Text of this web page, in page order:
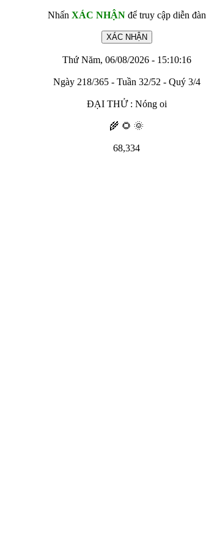
Nhấn XÁC NHẬNđể truy cập diễn đàn
Thứ Năm, 06/08/2026 - 15:10:16
Ngày 218/365 - Tuần 32/52 - Quý 3/4
ĐẠI THỬ : Nóng oi
🌾 🌻 🌞
68,334